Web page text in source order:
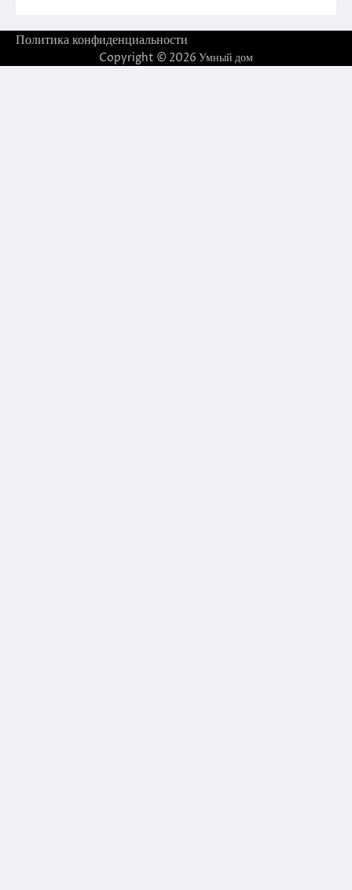
Политика конфиденциальности
Copyright © 2026 Умный дом